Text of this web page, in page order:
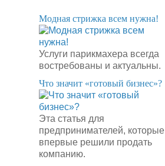
Модная стрижка всем нужна!
Услуги парикмахера всегда
востребованы и актуальны.
​Что значит «готовый бизнес»?
Эта статья для
предпринимателей, которые
впервые решили продать
компанию.